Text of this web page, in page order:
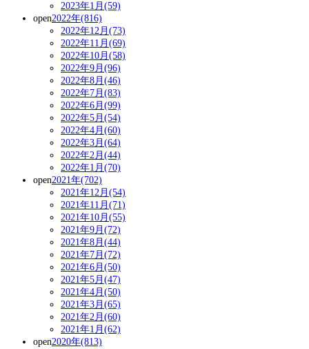
2023年1月(59)
open2022年(816)
2022年12月(73)
2022年11月(69)
2022年10月(58)
2022年9月(96)
2022年8月(46)
2022年7月(83)
2022年6月(99)
2022年5月(54)
2022年4月(60)
2022年3月(64)
2022年2月(44)
2022年1月(70)
open2021年(702)
2021年12月(54)
2021年11月(71)
2021年10月(55)
2021年9月(72)
2021年8月(44)
2021年7月(72)
2021年6月(50)
2021年5月(47)
2021年4月(50)
2021年3月(65)
2021年2月(60)
2021年1月(62)
open2020年(813)